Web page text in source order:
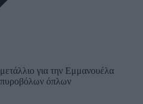
για την Εμμανουέλα
όπλων